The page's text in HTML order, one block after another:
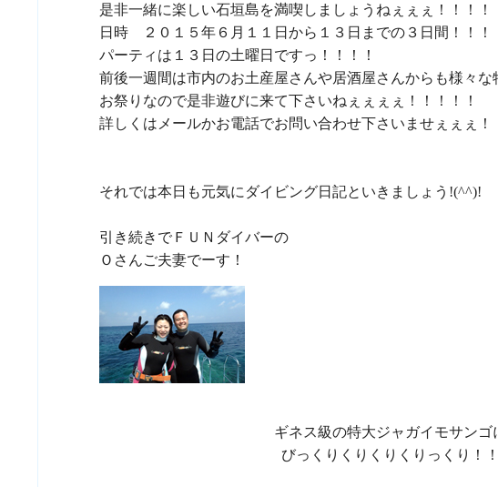
是非一緒に楽しい石垣島を満喫しましょうねぇぇぇ！！！！
日時　２０１５年６月１１日から１３日までの３日間！！！
パーティは１３日の土曜日ですっ！！！！
前後一週間は市内のお土産屋さんや居酒屋さんからも様々
お祭りなので是非遊びに来て下さいねぇぇぇぇ！！！！！
詳しくはメールかお電話でお問い合わせ下さいませぇぇぇ！
それでは本日も元気にダイビング日記といきましょう!(^^)!
引き続きでＦＵＮダイバーの
ギネス級の特大ジャガイモサンゴ
びっくりくりくりくりっくり！！